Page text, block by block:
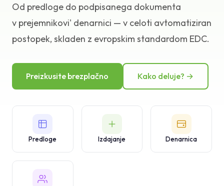
Standardi in integracije
Baza znanja
Od predloge do podpisanega dokumenta
v prejemnikovi' denarnici — v celoti avtomatiziran
postopek, skladen z evropskim standardom EDC.
Preizkusite brezplačno Kako deluje? →
Predloge Izdajanje Denarnica